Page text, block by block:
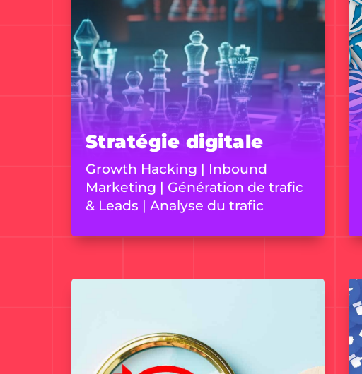
Stratégie digitale
Growth Hacking | Inbound
Marketing | Génération de trafic
& Leads | Analyse du trafic